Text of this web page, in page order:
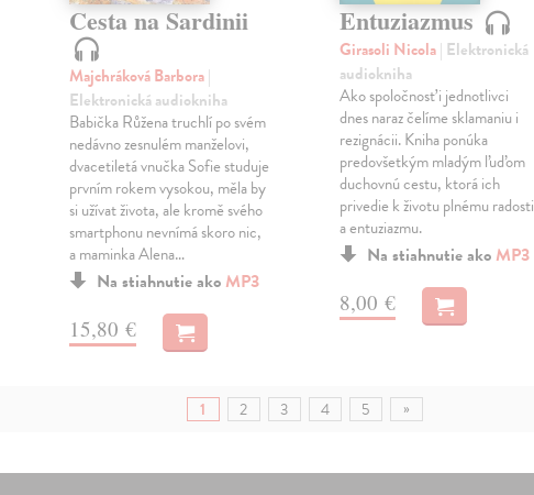
Cesta na Sardinii
Majchráková Barbora|
Elektronická audiokniha
Babička Růžena truchlí po svém
nedávno zesnulém manželovi,
dvacetiletá vnučka Sofie studuje
prvním rokem vysokou, měla by
si užívat života, ale kromě svého
smartphonu nevnímá skoro nic,
a maminka Alena…
Na stiahnutie ako MP3
15,80 €
Entuziazmus
Girasoli Nicola| Elektronická
audiokniha
Ako spoločnosť i jednotlivci
dnes naraz čelíme sklamaniu i
rezignácii. Kniha ponúka
predovšetkým mladým ľuďom
duchovnú cestu, ktorá ich
privedie k životu plnému radosti
a entuziazmu.
Na stiahnutie ako MP3
8,00 €
1 2 3 4 5 »